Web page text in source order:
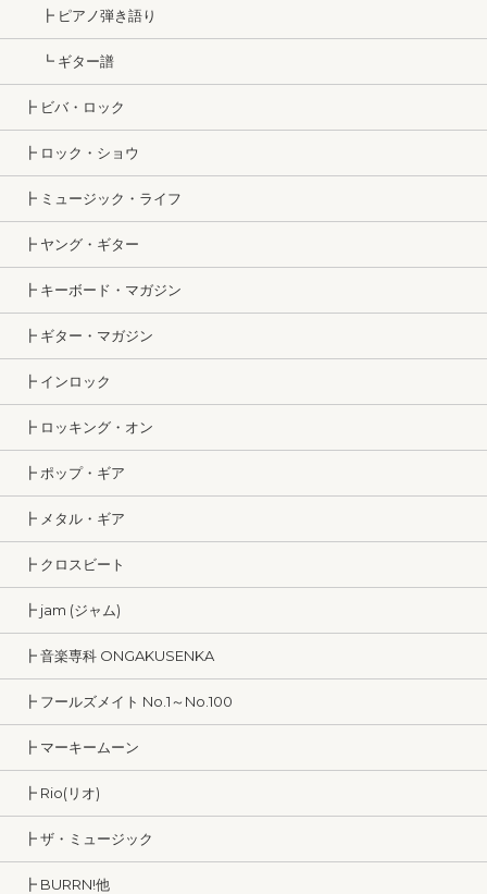
┣ ピアノ弾き語り
┗ ギター譜
┣ ビバ・ロック
┣ ロック・ショウ
┣ ミュージック・ライフ
┣ ヤング・ギター
┣ キーボード・マガジン
┣ ギター・マガジン
┣ インロック
┣ ロッキング・オン
┣ ポップ・ギア
┣ メタル・ギア
┣ クロスビート
┣ jam (ジャム)
┣ 音楽専科 ONGAKUSENKA
┣ フールズメイト No.1～No.100
┣ マーキームーン
┣ Rio(リオ)
┣ ザ・ミュージック
┣ BURRN!他